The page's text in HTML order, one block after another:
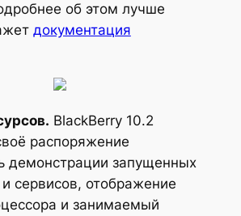
об этом лучше
документация
BlackBerry 10.2
распоряжение
демонстрации запущенных
сервисов, отображение
и занимаемый